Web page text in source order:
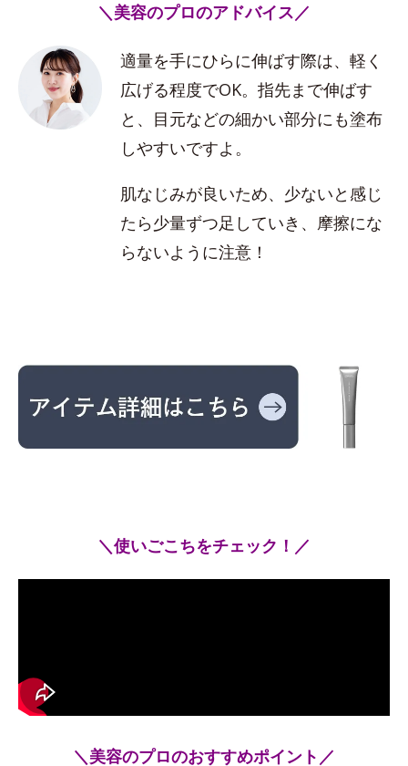
＼美容のプロのアドバイス／
適量を手にひらに伸ばす際は、軽く
広げる程度でOK。指先まで伸ばす
と、目元などの細かい部分にも塗布
しやすいですよ。
肌なじみが良いため、少ないと感じ
たら少量ずつ足していき、摩擦にな
らないように注意！
＼使いごこちをチェック！／
＼美容のプロのおすすめポイント／